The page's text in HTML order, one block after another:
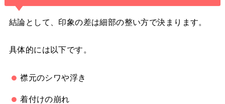
結論として、印象の差は細部の整い方で決まります。
具体的には以下です。
襟元のシワや浮き
着付けの崩れ